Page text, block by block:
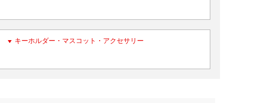
キーホルダー・マスコット・アクセサリー